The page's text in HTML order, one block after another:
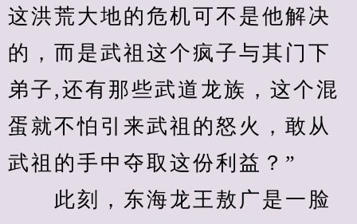
这洪荒大地的危机可不是他解决
的，而是武祖这个疯子与其门下
弟子,还有那些武道龙族，这个混
蛋就不怕引来武祖的怒火，敢从
武祖的手中夺取这份利益？”
此刻，东海龙王敖广是一脸